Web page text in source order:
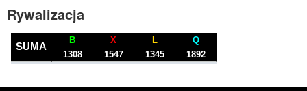
Rywalizacja